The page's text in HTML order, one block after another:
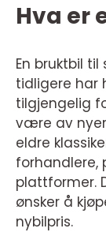
Hva er
En bruktbil
tidligere har
tilgjengelig
være av
eldre
forhandlere,
plattformer.
ønsker å
nybilpris.